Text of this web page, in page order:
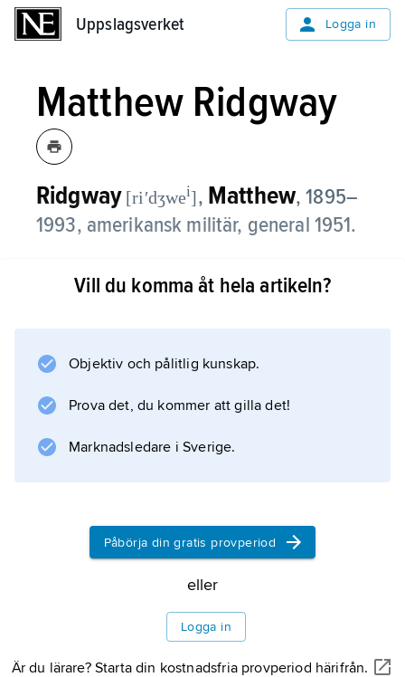
Uppslagsverket Logga in
Matthew Ridgway
Ridgway [riʹdʒwei], Matthew,1895–
1993, amerikansk militär, general 1951.
invasionen av Sicilien och ledde 1944 USA:s
Information om artikeln
Vill du komma åt hela artikeln?
Objektiv och pålitlig kunskap.
Prova det, du kommer att gilla det!
Marknadsledare i Sverige.
Påbörja din gratis provperiod
eller
Logga in
Är du lärare? Starta din kostnadsfria provperiod härifrån.